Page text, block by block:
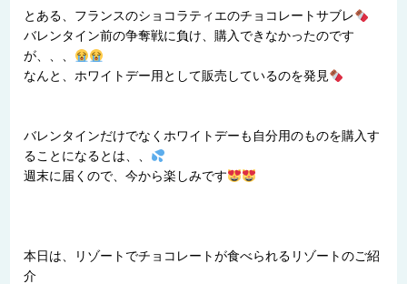
とある、フランスのショコラティエのチョコレートサブレ
バレンタイン前の争奪戦に負け、購入できなかったのです
が、、、
なんと、ホワイトデー用として販売しているのを発見
バレンタインだけでなくホワイトデーも自分用のものを購入す
ることになるとは、、
週末に届くので、今から楽しみです
本日は、リゾートでチョコレートが食べられるリゾートのご紹
介